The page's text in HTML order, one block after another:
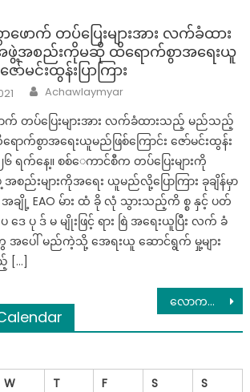
ဖောက် တပ်ပြေးများအား လက်ခံထား
စည်းကိုမဆို ထိရောက်စွာအရေးယူ
ာ်မင်းထွန်းပြာကြား
Author
Achawlaymyar
ာက် တပ်ပြေးများအား လက်ခံထားသည့် မည်သည့်
က်စွာအရေးယူမည်ဖြစ်ကြောင်း ဇော်မင်းထွန်း
၆ ရက်နေ့။ စစ်‌ေကာင်စီက တပ်ပြေးများကို
းများကိုအရေး ယူမည်လို့ပြောကြား ခုချိန်မှာ
ချို့ EAO မ်ား ထံ ခို လုံ သွားသည့်ကိ စ္စ နှင့် ပတ်
ပု ဒ် မ မျိုးဖြင့် ရား စြဲ အရေးယူပြီး လက် ခံ
ပေါ် မည်ကဲ့သို့ အေရးယူ ဆောင်ရွက် မှု့များ
[…]
လောကကြီးကို အော်ပြောလိုက်ပါငါ့ဘဝကို ငါ ကျေနပ်ပါတယ်လို့
W T F S
S